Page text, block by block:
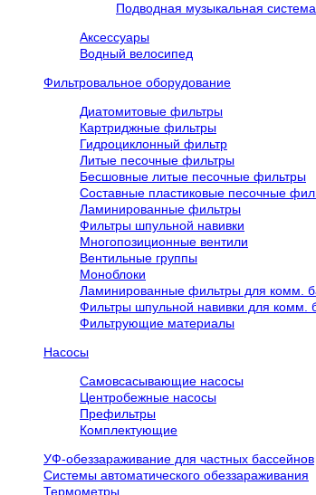
Подводная музыкальная
Аксессуары
Водный велосипед
Фильтровальное оборудование
Диатомитовые фильтры
Картриджные фильтры
Гидроциклонный фильтр
Литые песочные фильтры
Бесшовные литые песочные фильтры
Составные пластиковые песочные
Ламинированные фильтры
Фильтры шпульной навивки
Многопозиционные вентили
Вентильные группы
Моноблоки
Ламинированные фильтры для комм.
Фильтры шпульной навивки для комм.
Фильтрующие материалы
Насосы
Самовсасывающие насосы
Центробежные насосы
Префильтры
Комплектующие
УФ-обеззараживание для частных бассейнов
Системы автоматического обеззараживания
Термометры